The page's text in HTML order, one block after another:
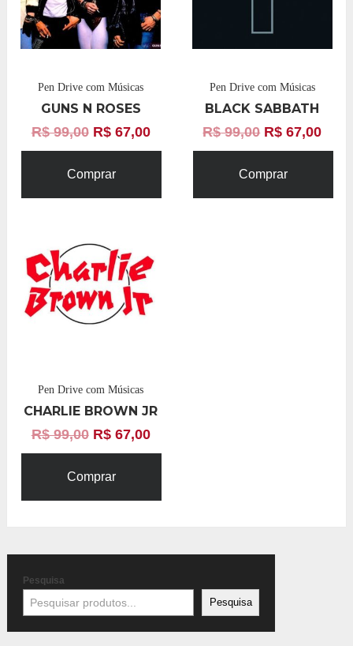
Pen Drive com Músicas
GUNS N ROSES
R$99,00 R$67,00
Comprar
Pen Drive com Músicas
BLACK SABBATH
R$99,00 R$ 67,00
Comprar
Pen Drive com Músicas
CHARLIE BROWN JR
R$99,00 R$67,00
Comprar
Pesquisa
Pesquisa